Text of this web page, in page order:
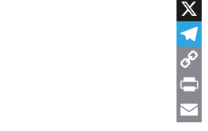
Facebook
X
Telegram
Copy
Link
Print